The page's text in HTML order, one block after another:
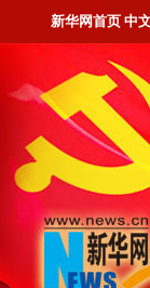
新华网首页 中